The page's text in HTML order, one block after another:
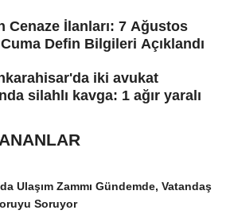
Cenaze İlanları: 7 Ağustos
Defin Bilgileri Açıklandı
iki avukat
silahlı kavga: 1 ağır yaralı
Ulaşım Zammı Gündemde, Vatandaş
Soruyor